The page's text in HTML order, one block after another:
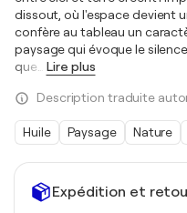
Expédition et
dissout, où l'espace devient
confère au tableau un
paysage qui évoque le
que… Lire plus
Description traduite
Huile Paysage Nature